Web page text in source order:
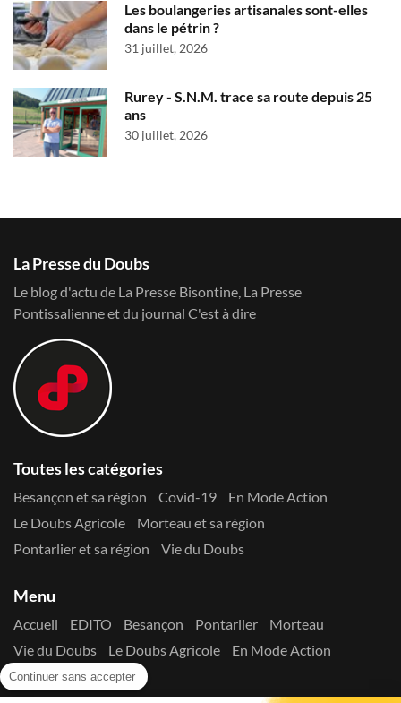
Continuer sans accepter
Les boulangeries artisanales sont-elles
dans le pétrin ?
31 juillet, 2026
Rurey - S.N.M. trace sa route depuis 25
ans
30 juillet, 2026
La Presse du Doubs
Le blog d'actu de La Presse Bisontine, La Presse
Pontissalienne et du journal C'est à dire
Toutes les catégories
Besançon et sa région Covid-19
En Mode Action
Le Doubs Agricole
Morteau et sa région
Pontarlier et sa région
Vie du Doubs
Menu
Accueil EDITO Besançon Pontarlier
Morteau
Vie du Doubs
Le Doubs Agricole
En Mode Action
Contactez-nous !